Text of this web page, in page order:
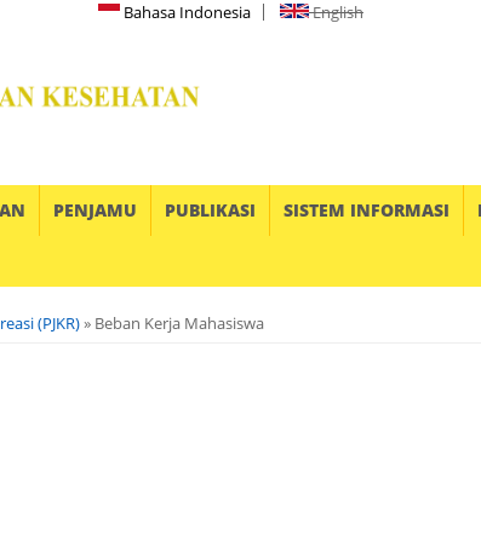
Bahasa Indonesia English
PENJAMU PUBLIKASI SISTEM INFORMASI
(PJKR)» Beban Kerja Mahasiswa